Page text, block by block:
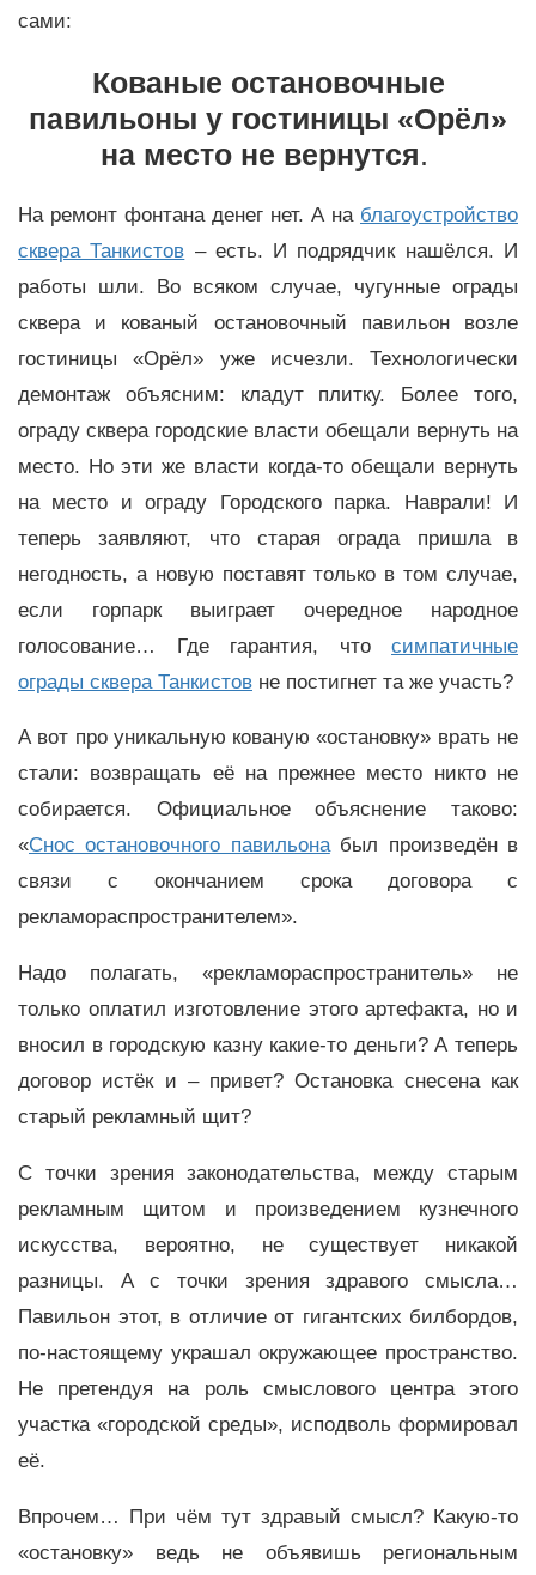
сами:
Кованые остановочные
павильоны у гостиницы «Орёл»
на место не вернутся.
На ремонт фонтана денег нет. А на благоустройство
сквера Танкистов – есть. И подрядчик нашёлся. И
работы шли. Во всяком случае, чугунные ограды
сквера и кованый остановочный павильон возле
гостиницы «Орёл» уже исчезли. Технологически
демонтаж объясним: кладут плитку. Более того,
ограду сквера городские власти обещали вернуть на
место. Но эти же власти когда-то обещали вернуть
на место и ограду Городского парка. Наврали! И
теперь заявляют, что старая ограда пришла в
негодность, а новую поставят только в том случае,
если горпарк выиграет очередное народное
голосование… Где гарантия, что симпатичные
ограды сквера Танкистов не постигнет та же участь?
А вот про уникальную кованую «остановку» врать не
стали: возвращать её на прежнее место никто не
собирается. Официальное объяснение таково:
«Снос остановочного павильонабыл произведён в
связи с окончанием срока договора с
рекламораспространителем».
Надо полагать, «рекламораспространитель» не
только оплатил изготовление этого артефакта, но и
вносил в городскую казну какие-то деньги? А теперь
договор истёк и – привет? Остановка снесена как
старый рекламный щит?
С точки зрения законодательства, между старым
рекламным щитом и произведением кузнечного
искусства, вероятно, не существует никакой
разницы. А с точки зрения здравого смысла…
Павильон этот, в отличие от гигантских билбордов,
по-настоящему украшал окружающее пространство.
Не претендуя на роль смыслового центра этого
участка «городской среды», исподволь формировал
её.
Впрочем… При чём тут здравый смысл? Какую-то
«остановку» ведь не объявишь региональным